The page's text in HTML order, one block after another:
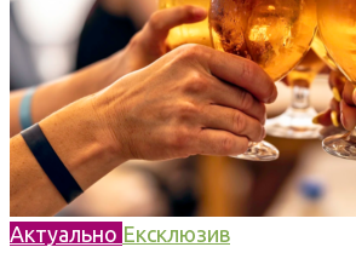
Актуально Ексклюзив